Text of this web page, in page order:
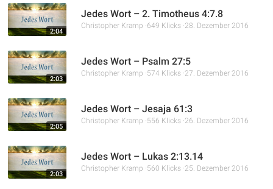
2:04
Jedes Wort – 2. Timotheus 4:7.8
Christopher Kramp 649 Klicks 28. Dezember 2016
2:03
Jedes Wort – Psalm 27:5
Christopher Kramp 574 Klicks 27. Dezember 2016
2:05
Jedes Wort – Jesaja 61:3
Christopher Kramp 556 Klicks 26. Dezember 2016
2:03
Jedes Wort – Lukas 2:13.14
Christopher Kramp 560 Klicks 25. Dezember 2016